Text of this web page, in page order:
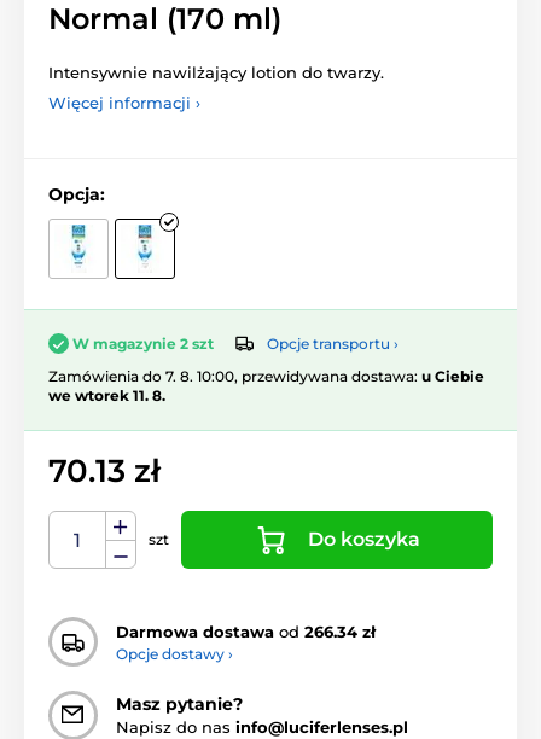
Normal (170 ml)
Intensywnie nawilżający lotion do twarzy.
Więcej informacji ›
Opcja:
W magazynie 2 szt
Opcje transportu ›
Zamówienia do 7. 8. 10:00, przewidywana dostawa: u Ciebie
we wtorek 11. 8.
70.13 zł
szt Do koszyka
Darmowa dostawa od 266.34 zł
Opcje dostawy ›
Masz pytanie?
Napisz do nas info@luciferlenses.pl